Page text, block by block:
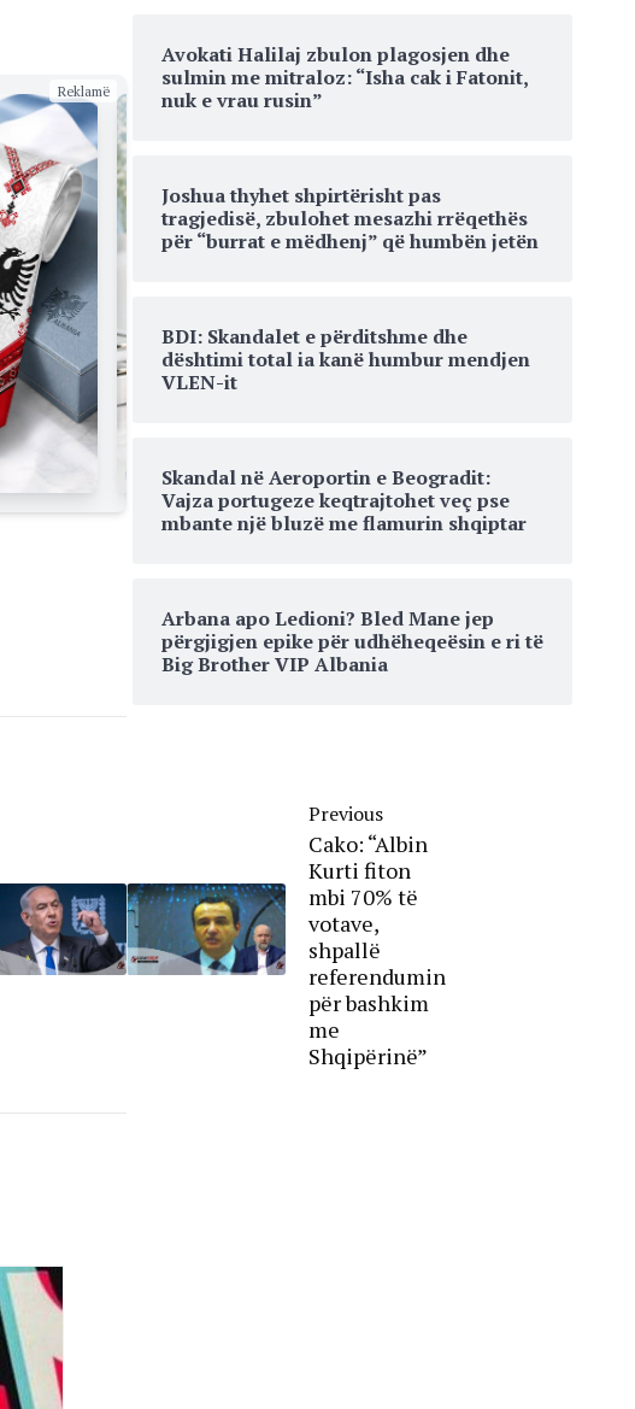
Reklamë
Previous
Cako: “Albin
Kurti fiton
mbi 70% të
votave,
shpallë
referendumin
për bashkim
me
Shqipërinë”
Avokati Halilaj zbulon plagosjen dhe
sulmin me mitraloz: “Isha cak i Fatonit,
nuk e vrau rusin”
Joshua thyhet shpirtërisht pas
tragjedisë, zbulohet mesazhi rrëqethës
për “burrat e mëdhenj” që humbën jetën
BDI: Skandalet e përditshme dhe
dështimi total ia kanë humbur mendjen
VLEN-it
Skandal në Aeroportin e Beogradit:
Vajza portugeze keqtrajtohet veç pse
mbante një bluzë me flamurin shqiptar
Arbana apo Ledioni? Bled Mane jep
përgjigjen epike për udhëheqeësin e ri të
Big Brother VIP Albania